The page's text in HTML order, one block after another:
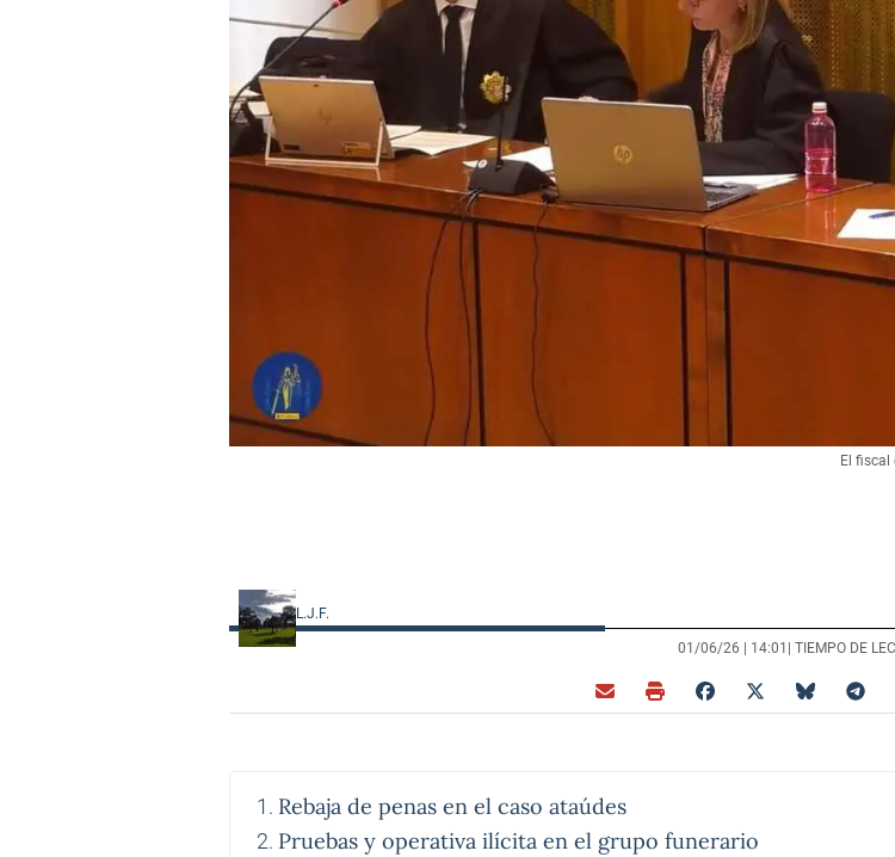
El
L.J.F.
01/06/26 | 14:01 | TIEMPO DE
Rebaja de penas en el caso ataúdes
Pruebas y operativa ilícita en el grupo funerario